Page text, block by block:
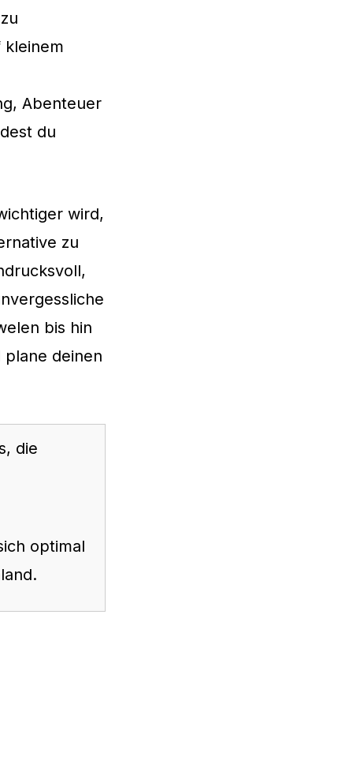
kleinem
Abenteuer
du
wird,
zu
bis hin
plane deinen
die
optimal